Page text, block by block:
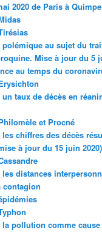
2020 de Paris à
au sujet du
Mise à jour du 5
au temps du
taux de décès en
et Procné
chiffres des décès
à jour du 15 juin 2020)
distances
contagion
pollution comme cause